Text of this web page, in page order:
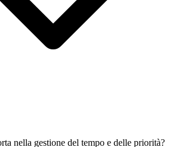
nella gestione del tempo e delle priorità?